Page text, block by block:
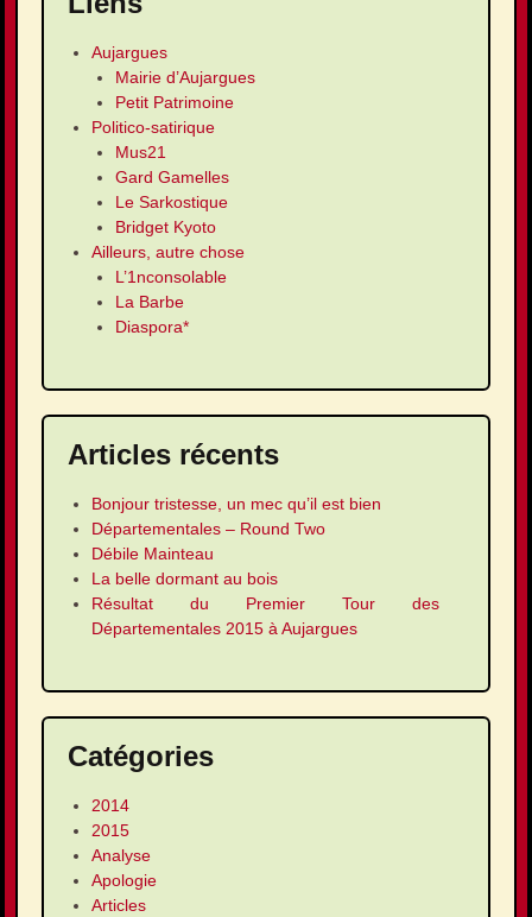
Aujargues
Mairie d’Aujargues
Petit Patrimoine
Politico-satirique
Mus21
Gard Gamelles
Le Sarkostique
Bridget Kyoto
Ailleurs, autre chose
L’1nconsolable
La Barbe
Diaspora*
Articles récents
Bonjour tristesse, un mec qu’il est bien
Départementales – Round Two
Débile Mainteau
La belle dormant au bois
Résultat du Premier Tour des
Départementales 2015 à Aujargues
Catégories
2014
2015
Analyse
Apologie
Articles